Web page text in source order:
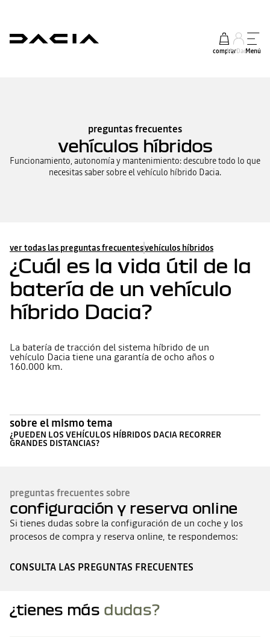
comprarMy DaciaMenú
preguntas frecuentes
vehículos híbridos
Funcionamiento, autonomía y mantenimiento: descubre todo lo que
necesitas saber sobre el vehículo híbrido Dacia.
ver todas las preguntas frecuentesvehículos híbridos
¿Cuál es la vida útil de la
batería de un vehículo
híbrido Dacia?
La batería de tracción del sistema híbrido de un
vehículo Dacia tiene una garantía de ocho años o
160.000 km.
sobre el mismo tema
¿PUEDEN LOS VEHÍCULOS HÍBRIDOS DACIA RECORRER
GRANDES DISTANCIAS?
preguntas frecuentes sobre
configuración y reserva online
Si tienes dudas sobre la configuración de un coche y los
procesos de compra y reserva online, te respondemos:
CONSULTA LAS PREGUNTAS FRECUENTES
¿tienes más dudas?